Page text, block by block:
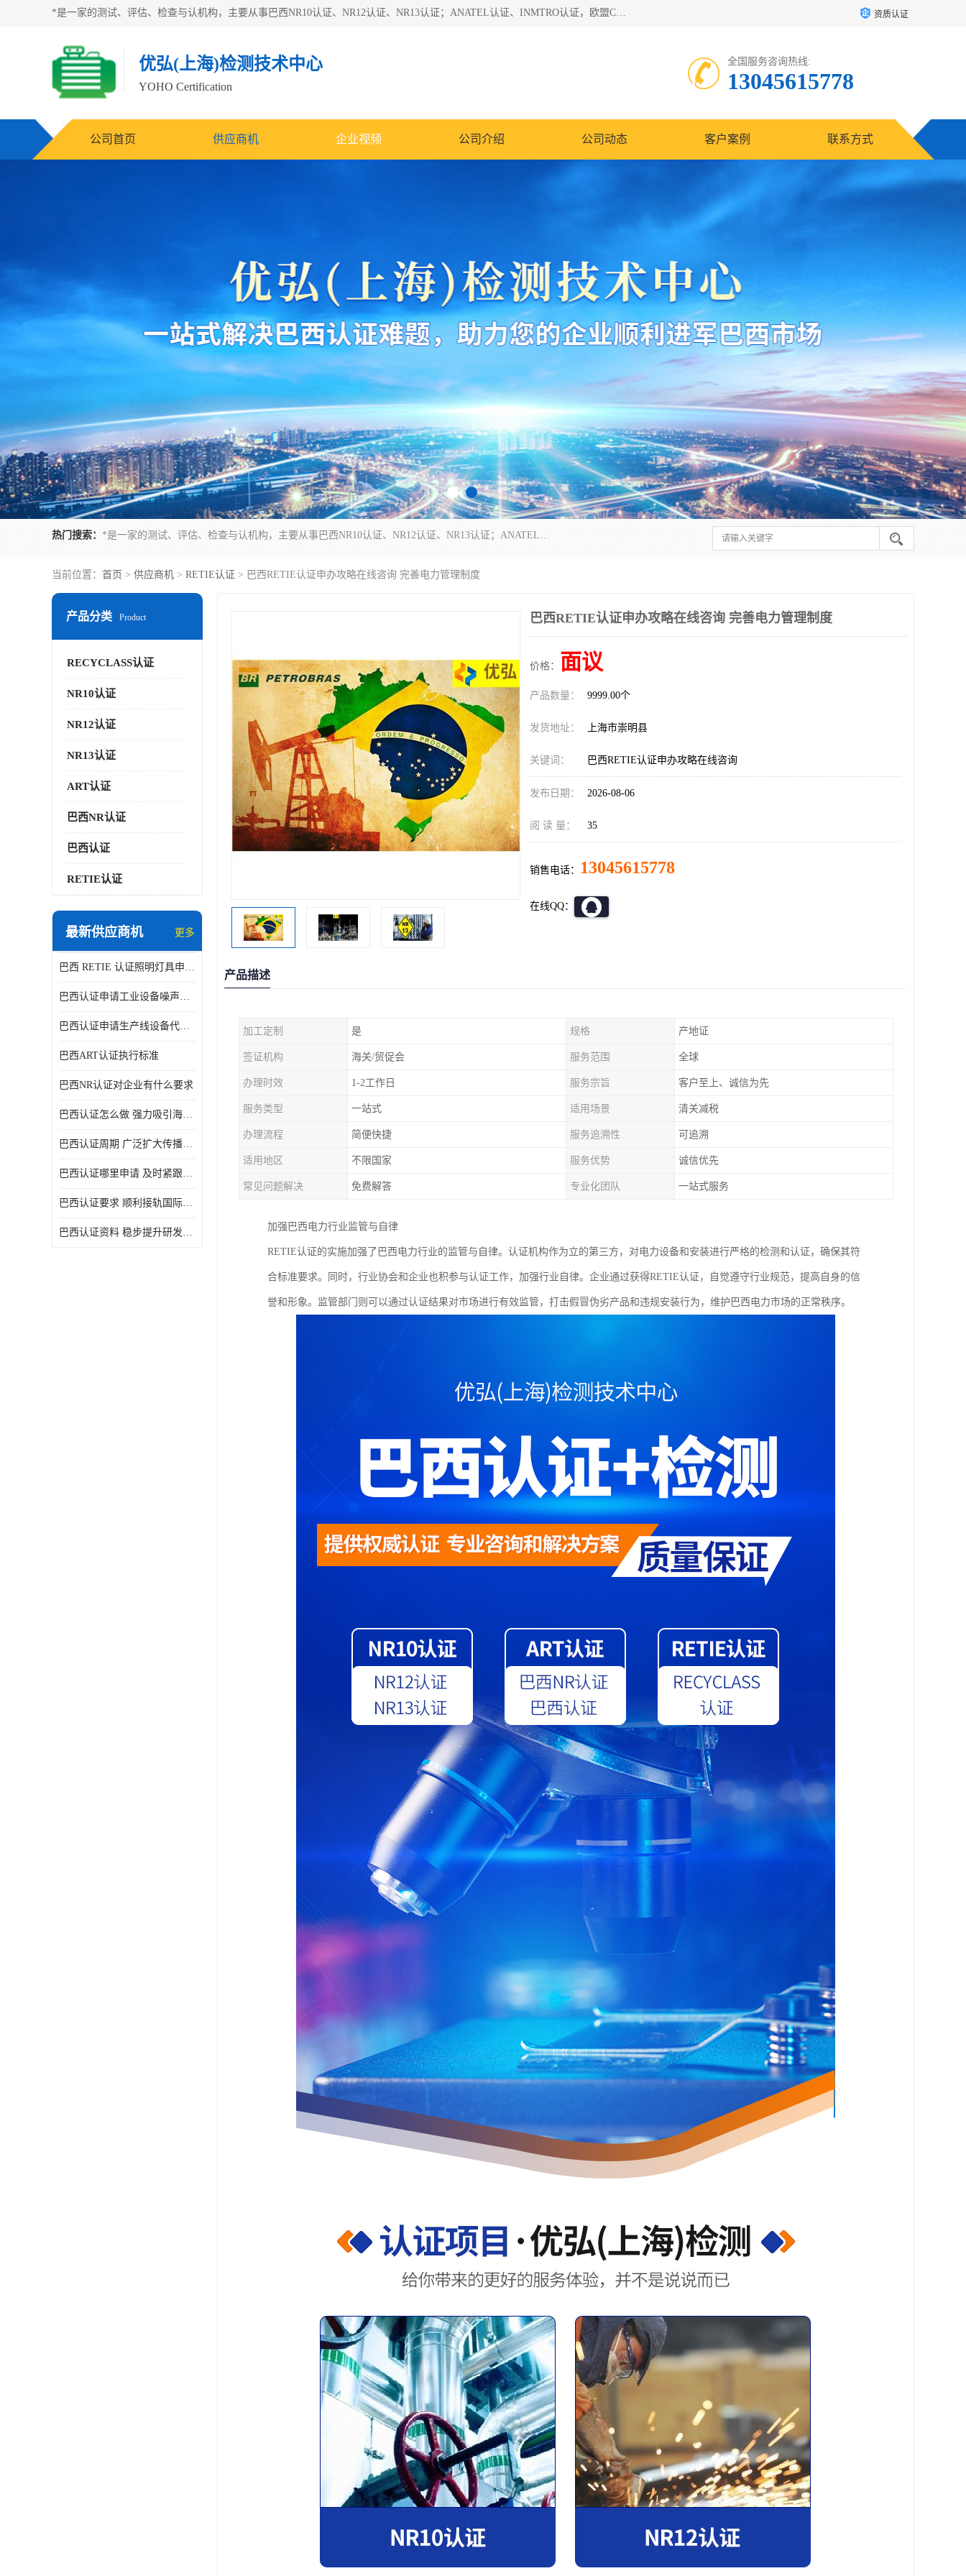
*是一家的测试、评估、检查与认机构，主要从事巴西NR10认证、NR12认证、NR13认证；ANATEL认证、INMTRO认证，欧盟CE认证：MD认证，PED认证，MID认证，ATEX认证，德国蓝色天使认证。 资质认证
优弘(上海)检测技术中心
YOHO Certification
全国服务咨询热线:
13045615778
公司首页 供应商机 企业视频 公司介绍 公司动态 客户案例 联系方式
热门搜索： *是一家的测试、评估、检查与认机构，主要从事巴西NR10认证、NR12认证、NR13认证；ANATEL认证、INMTRO认证，欧盟CE认证：MD认证，PED认证，MID认证，ATEX认证，德国蓝色天使认证。
当前位置： 首页 > 供应商机 > RETIE认证 > 巴西RETIE认证申办攻略在线咨询 完善电力管理制度
产品分类 Product
RECYCLASS认证
NR10认证
NR12认证
NR13认证
ART认证
巴西NR认证
巴西认证
RETIE认证
最新供应商机 更多
巴西 RETIE 认证照明灯具申请 RETIE 认证
巴西认证申请工业设备噪声控制认证规范
巴西认证申请生产线设备代理机构选择
巴西ART认证执行标准
巴西NR认证对企业有什么要求
巴西认证怎么做 强力吸引海外投资
巴西认证周期 广泛扩大传播范围
巴西认证哪里申请 及时紧跟法规变化
巴西认证要求 顺利接轨国际规范
巴西认证资料 稳步提升研发能力
巴西RETIE认证申办攻略在线咨询 完善电力管理制度
价格： 面议
产品数量： 9999.00个
发货地址： 上海市崇明县
关键词： 巴西RETIE认证申办攻略在线咨询
发布日期： 2026-08-06
阅 读 量： 35
销售电话： 13045615778
在线QQ：
产品描述
加工定制 是 规格 产地证
签证机构 海关/贸促会 服务范围 全球
办理时效 1-2工作日 服务宗旨 客户至上、诚信为先
服务类型 一站式 适用场景 清关减税
办理流程 简便快捷 服务追溯性 可追溯
适用地区 不限国家 服务优势 诚信优先
常见问题解决 免费解答 专业化团队 一站式服务
加强巴西电力行业监管与自律
RETIE认证的实施加强了巴西电力行业的监管与自律。认证机构作为立的第三方，对电力设备和安装进行严格的检测和认证，确保其符
合标准要求。同时，行业协会和企业也积参与认证工作，加强行业自律。企业通过获得RETIE认证，自觉遵守行业规范，提高自身的信
誉和形象。监管部门则可以通过认证结果对市场进行有效监管，打击假冒伪劣产品和违规安装行为，维护巴西电力市场的正常秩序。